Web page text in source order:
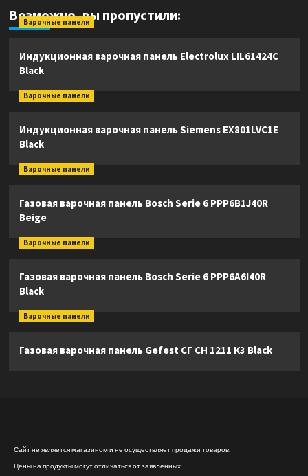
Возможно, вы пропустили:
Варочные панели
Индукционная варочная панель Electrolux LIL61424C
Black
Варочные панели
Индукционная варочная панель Siemens EX801LVC1E
Black
Варочные панели
Газовая варочная панель Bosch Serie 6 PPP6B1J40R
Beige
Варочные панели
Газовая варочная панель Bosch Serie 6 PPP6A6I40R
Black
Варочные панели
Газовая варочная панель Gefest СГ СН 1211 К3 Black
Сайт не является магазином и не осуществляет продажи товаров.
Цены на продукты могут отличаться от заявленных.